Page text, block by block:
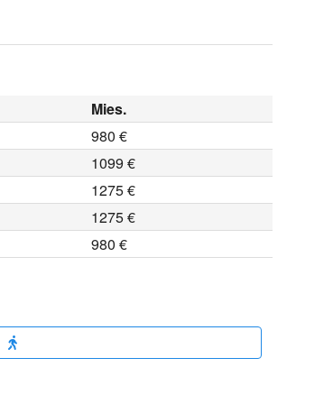
Mies.
980 €
1099 €
1275 €
1275 €
980 €